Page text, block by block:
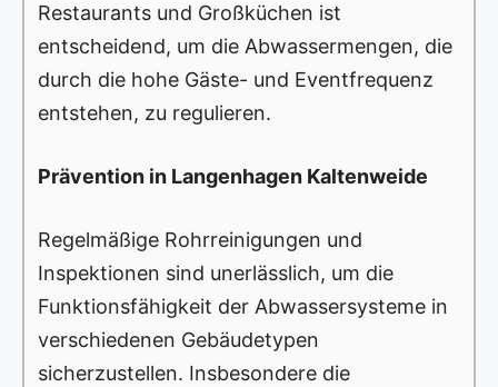
Restaurants und Großküchen ist
entscheidend, um die Abwassermengen, die
durch die hohe Gäste- und Eventfrequenz
entstehen, zu regulieren.
Prävention in Langenhagen Kaltenweide
Regelmäßige Rohrreinigungen und
Inspektionen sind unerlässlich, um die
Funktionsfähigkeit der Abwassersysteme in
verschiedenen Gebäudetypen
sicherzustellen. Insbesondere die